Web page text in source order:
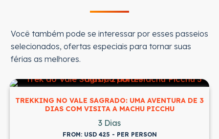
Você também pode se interessar por esses passeios
selecionados, ofertas especiais para tornar suas
férias as melhores.
TREKKING NO VALE SAGRADO: UMA AVENTURA DE 3
DIAS COM VISITA A MACHU PICCHU
3 Dias
FROM: USD 425 - PER PERSON